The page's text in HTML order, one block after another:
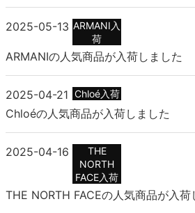
2025-05-13 ARMANI入
荷
ARMANIの人気商品が入荷しました
2025-04-21 Chloé入荷
Chloéの人気商品が入荷しました
2025-04-16
THE
NORTH
FACE入荷
THE NORTH FACEの人気商品が入荷